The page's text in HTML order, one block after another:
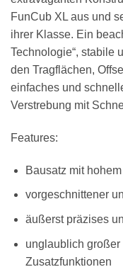
FunCub XL aus und
ihrer Klasse. Ein
Technologie“, stabile
den Tragflächen,
einfaches und
Verstrebung mit
Features:
Bausatz mit
vorgeschnittener
äußerst präzises
unglaublich
Zusatzfunktionen